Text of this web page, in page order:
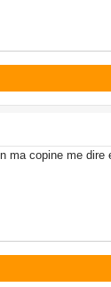
ma copine me